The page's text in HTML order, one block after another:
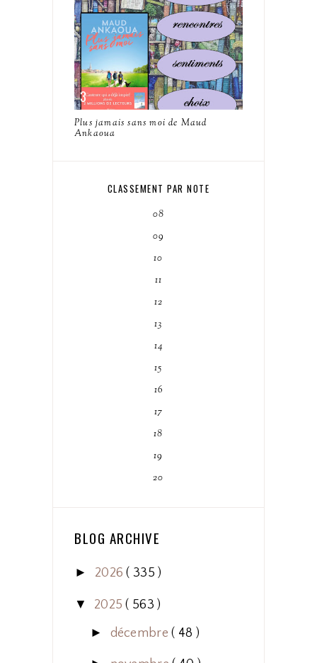
Plus jamais sans moi de Maud
Ankaoua
CLASSEMENT PAR NOTE
08
09
10
11
12
13
14
15
16
17
18
19
20
BLOG ARCHIVE
► 2026( 335 )
▼ 2025( 563 )
► décembre( 48 )